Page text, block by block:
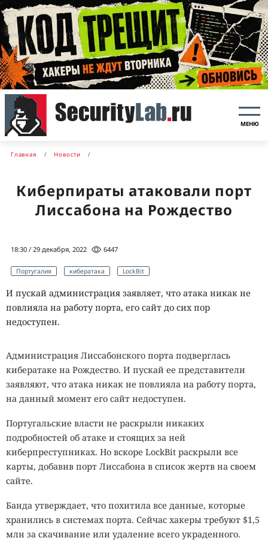
МЕНЮ
Главная Новости
Киберпираты атаковали порт
Лиссабона на Рождество
18:30 / 29 декабря, 2022 6447
Португалия кибератака LockBit
И пускай администрация заявляет, что атака никак не
повлияла на работу порта, его сайт до сих пор
недоступен.
Администрация Лиссабонского порта подверглась
кибератаке на Рождество. И пускай ее представители
заявляют, что атака никак не повлияла на работу порта,
на данный момент его сайт недоступен.
Португальские власти не раскрыли никаких
подробностей об атаке и стоящих за ней
киберпреступниках. Но вскоре LockBit раскрыли все
карты, добавив порт Лиссабона в список жертв на своем
сайте.
Банда утверждает, что похитила все данные, которые
хранились в системах порта. Сейчас хакеры требуют $1,5
млн за скачивание или удаление всего украденного.